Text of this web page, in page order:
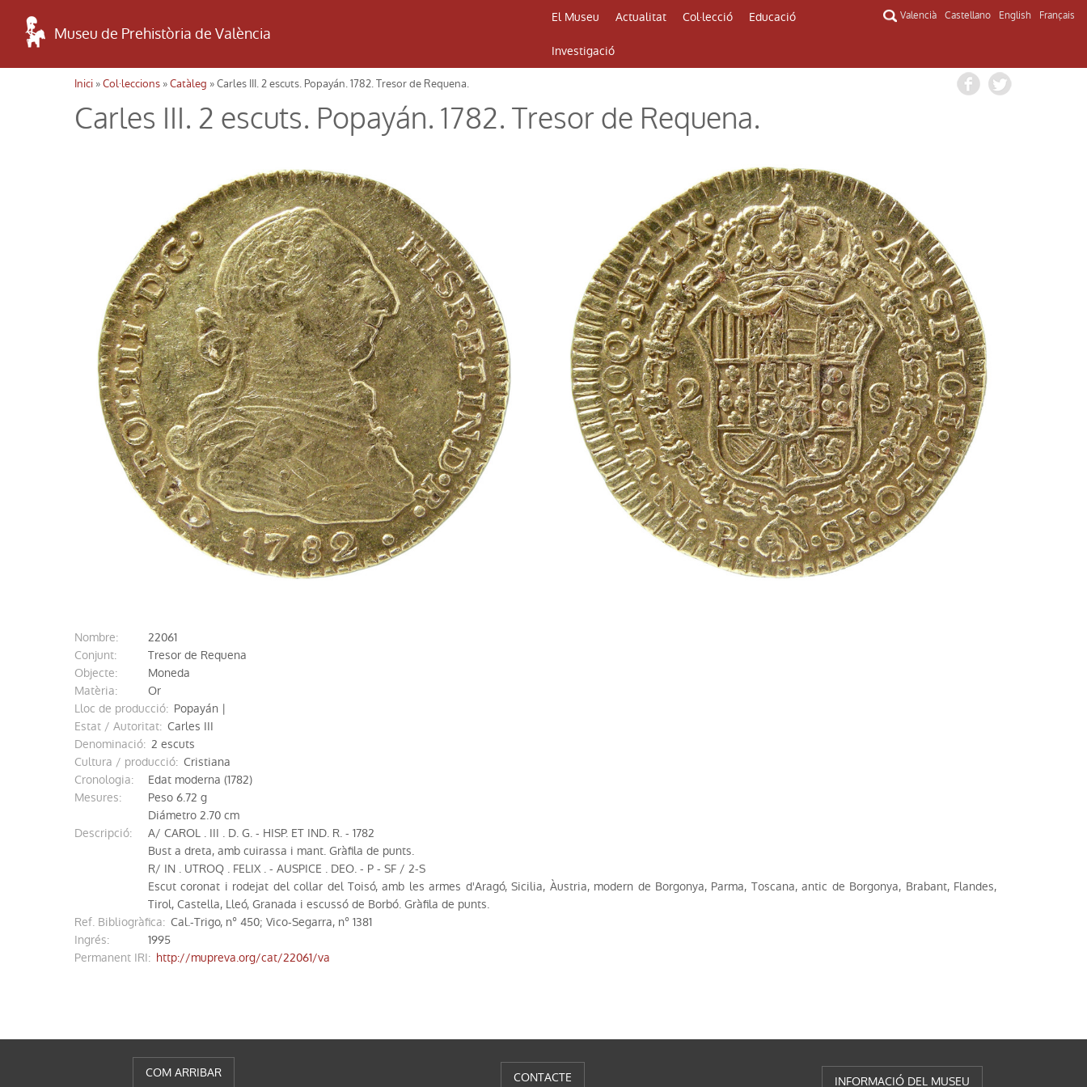
Museu de Prehistòria de València
El Museu Actualitat Col·lecció Educació
Investigació
Valencià Castellano English Français
Usted está aquí
Inici »Col·leccions »Catàleg » Carles III. 2 escuts. Popayán. 1782. Tresor de Requena.
Carles III. 2 escuts. Popayán. 1782. Tresor de Requena.
nombre:
22061
conjunt:
Tresor de Requena
Objecte:
Moneda
Matèria:
Or
Lloc de producció: Popayán |
Estat / Autoritat: Carles III
denominació: 2 escuts
Cultura / producció: Cristiana
cronologia:
Edat moderna (1782)
mesures:
Peso 6.72 g
Diámetro 2.70 cm
descripció:
A/ CAROL . III . D. G. - HISP. ET IND. R. - 1782
Bust a dreta, amb cuirassa i mant. Gràfila de punts.
R/ IN . UTROQ . FELIX . - AUSPICE . DEO. - P - SF / 2-S
Escut coronat i rodejat del collar del Toisó, amb les armes d'Aragó, Sicilia, Àustria, modern de Borgonya, Parma, Toscana, antic de Borgonya, Brabant, Flandes,
Tirol, Castella, Lleó, Granada i escussó de Borbó. Gràfila de punts.
Ref. Bibliogràfica: Cal.-Trigo, nº 450; Vico-Segarra, nº 1381
ingrés:
1995
Permanent IRI: http://mupreva.org/cat/22061/va
COM ARRIBAR CONTACTE INFORMACIÓ DEL MUSEU